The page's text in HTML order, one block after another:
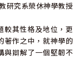
究系榮休神學教授
較其性格及地位，更
著作之中，就神學的
與辯解了一個堅韌不